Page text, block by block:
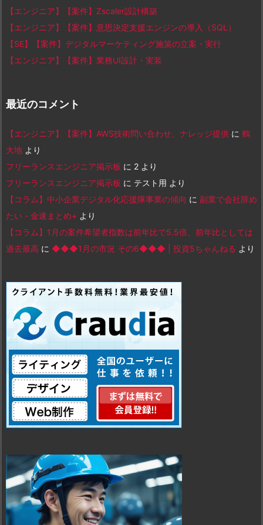
【エンジニア】【案件】Zscaler設計構築
【エンジニア】【案件】意思決定支援エンジンの導入（SQL）
【SE】【案件】デジタルマーケティング施策の立案・実行
【エンジニア】【案件】業務UI設計・実装
最近のコメント
【エンジニア】【案件】AWS技術問い合わせ、ナレッジ提供 に 鶴
大地 より
フリーランスエンジニア掲示板 に 2 より
フリーランスエンジニア掲示板 に テスト用 より
【コラム】中小企業デジタル化応援隊事業の傾向 に 副業で会社辞め
たい - 金速まとめ+ より
【コラム】1月の案件希望者指数は前年比で5.5倍、前年比としては
過去最高 に ◆◆◆1月の市況 その6◆◆◆ | 投資5ちゃんねる より